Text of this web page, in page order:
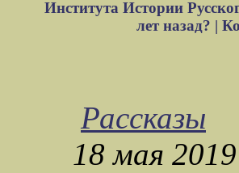
Института Истории
лет назад? |
Рассказы
18 мая